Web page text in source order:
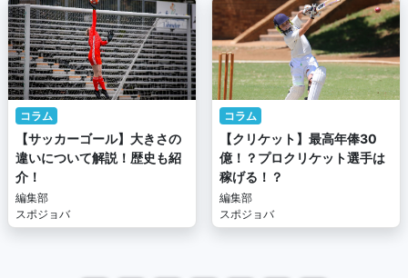
コラム
【サッカーゴール】大きさの
違いについて解説！歴史も紹
介！
編集部
スポジョバ
コラム
【クリケット】最高年俸30
億！？プロクリケット選手は
稼げる！？
編集部
スポジョバ